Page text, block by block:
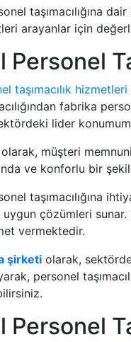
taşımacılığına
arayanlar için
Personel
taşımacılık hizmetleri
fabrika
lider
olarak, müşteri
ve konforlu bir
taşımacılığına
uygun çözümleri sunar.
vermektedir.
şirketi olarak,
personel